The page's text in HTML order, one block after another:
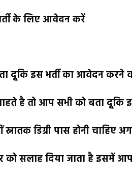
के लिए आवेदन करें
दूकि इस भर्ती का आवेदन करने
है तो आप सभी को बता दूकि
स्नातक डिग्री पास होनी
सलाह दिया जाता है इसमें